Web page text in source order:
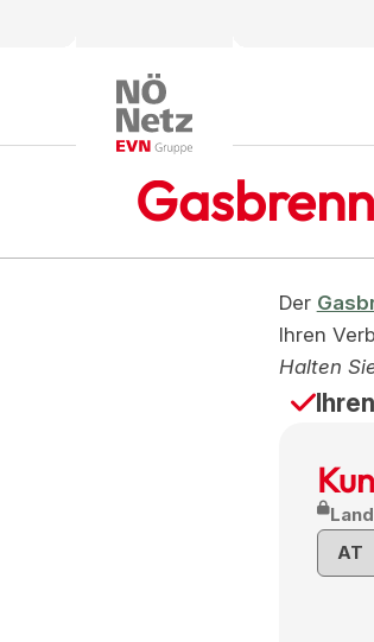
Der
Ihren
Halten
Land